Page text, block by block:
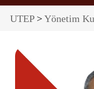
UTEP>Yönetim